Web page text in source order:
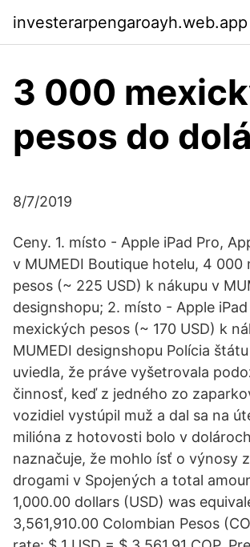
investerarpengaroayh.web.app
3 000
pesos do
8/7/2019
Ceny. 1. místo - Apple iPad Pro,
v MUMEDI Boutique hotelu, 4 000
pesos (~ 225 USD) k nákupu v
designshopu; 2. místo - Apple
mexických pesos (~ 170 USD) k
MUMEDI designshopu Polícia
uviedla, že práve vyšetrovala
činnosť, keď z jedného zo
vozidiel vystúpil muž a dal sa na
milióna z hotovosti bolo v
naznačuje, že mohlo ísť o výnosy
drogami v Spojených a total
1,000.00 dollars (USD) was
3,561,910.00 Colombian Pesos